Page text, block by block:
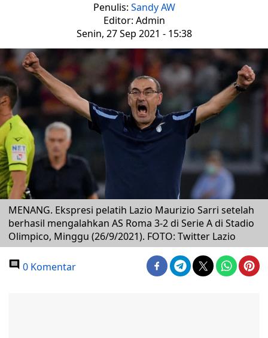
Penulis: Sandy AW
Editor: Admin
Senin, 27 Sep 2021 - 15:38
MENANG. Ekspresi pelatih Lazio Maurizio Sarri setelah
berhasil mengalahkan AS Roma 3-2 di Serie A di Stadio
Olimpico, Minggu (26/9/2021). FOTO: Twitter Lazio
0 Komentar